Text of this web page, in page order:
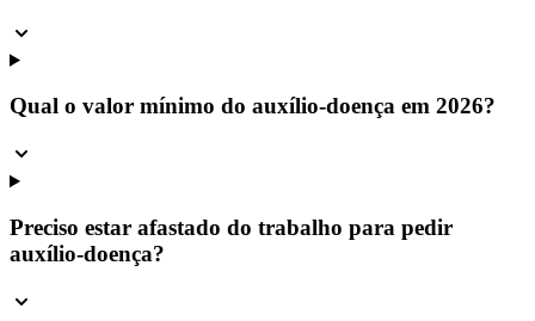
Qual o valor mínimo do auxílio-doença em 2026?
Preciso estar afastado do trabalho para pedir
auxílio-doença?